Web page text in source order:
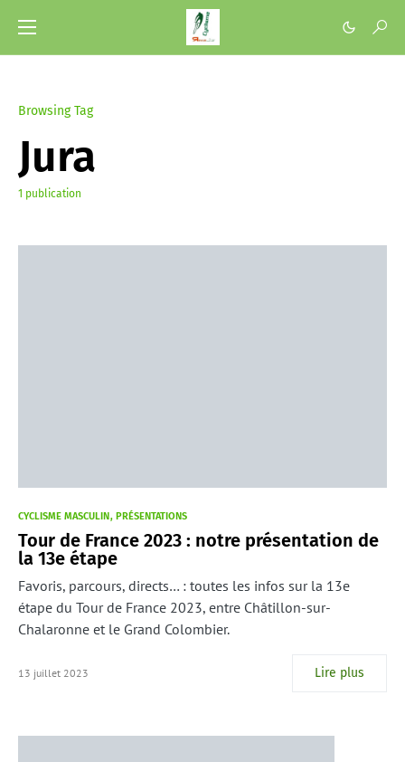
Browsing Tag
Jura
1 publication
CYCLISME MASCULIN PRÉSENTATIONS
Tour de France 2023 : notre présentation de
la 13e étape
Favoris, parcours, directs… : toutes les infos sur la 13e
étape du Tour de France 2023, entre Châtillon-sur-
Chalaronne et le Grand Colombier.
13 juillet 2023 Lire plus